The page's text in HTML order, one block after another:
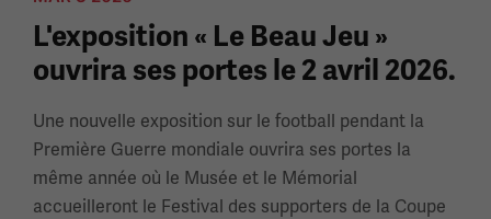
L'exposition « Le Beau Jeu »
ouvrira ses portes le 2 avril 2026.
Une nouvelle exposition sur le football pendant la
Première Guerre mondiale ouvrira ses portes la
même année où le Musée et le Mémorial
accueilleront le Festival des supporters de la Coupe